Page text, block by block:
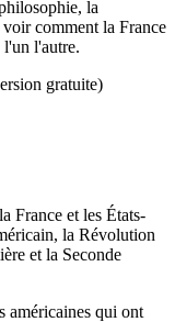
la
comment la France
l'un l'autre.
gratuite)
France et les États-
la Révolution
et la Seconde
américaines qui ont